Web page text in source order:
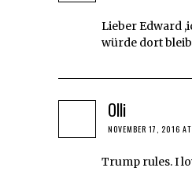
Lieber Edward
würde dort
Olli
NOVEMBER 17, 2016
Trump rules. I